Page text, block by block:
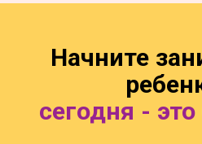
Начните
сегодня -